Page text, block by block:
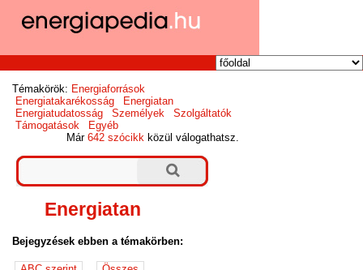
Témakörök: Energiaforrások
Energiatakarékosság
Energiatan
Energiatudatosság
Személyek
Szolgáltatók
Támogatások
Egyéb
Már642 szócikk közül válogathatsz.
Energiatan
Bejegyzések ebben a témakörben: